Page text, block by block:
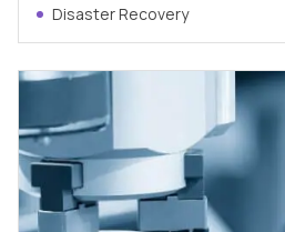
Disaster Recovery